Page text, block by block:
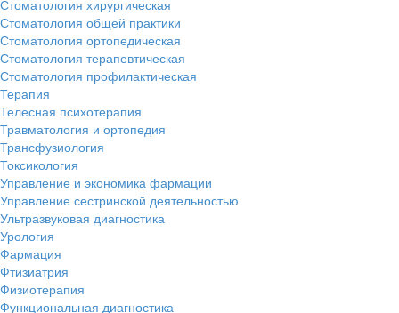
Стоматология хирургическая
Стоматология общей практики
Стоматология ортопедическая
Стоматология терапевтическая
Стоматология профилактическая
Терапия
Телесная психотерапия
Травматология и ортопедия
Трансфузиология
Токсикология
Управление и экономика фармации
Управление сестринской деятельностью
Ультразвуковая диагностика
Урология
Фармация
Фтизиатрия
Физиотерапия
Функциональная диагностика